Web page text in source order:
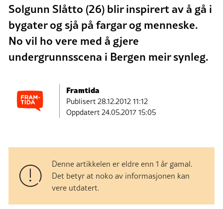
Solgunn Slåtto (26) blir inspirert av å gå i
bygater og sjå på fargar og menneske.
No vil ho vere med å gjere
undergrunnsscena i Bergen meir synleg.
Framtida
Publisert28.12.2012 11:12
Oppdatert 24.05.2017 15:05
Denne artikkelen er eldre enn 1 år gamal.
Det betyr at noko av informasjonen kan
vere utdatert.